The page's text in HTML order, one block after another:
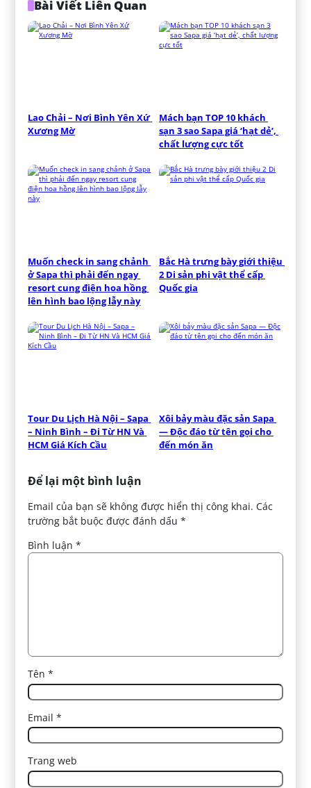
Bài Viết Liên Quan
Lao Chải – Nơi Bình Yên Xứ
Xương Mờ
Mách bạn TOP 10 khách
sạn 3 sao Sapa giá ‘hạt dẻ’,
chất lượng cực tốt
Muốn check in sang chảnh
ở Sapa thì phải đến ngay
resort cung điện hoa hồng
lên hình bao lộng lẫy này
Bắc Hà trưng bày giới thiệu
2 Di sản phi vật thể cấp
Quốc gia
Tour Du Lịch Hà Nội – Sapa
– Ninh Bình – Đi Từ HN Và
HCM Giá Kích Cầu
Xôi bảy màu đặc sản Sapa
— Độc đáo từ tên gọi cho
đến món ăn
Để lại một bình luận
Email của bạn sẽ không được hiển thị công khai. Các
trường bắt buộc được đánh dấu*
Bình luận*
Tên*
Email*
Trang web